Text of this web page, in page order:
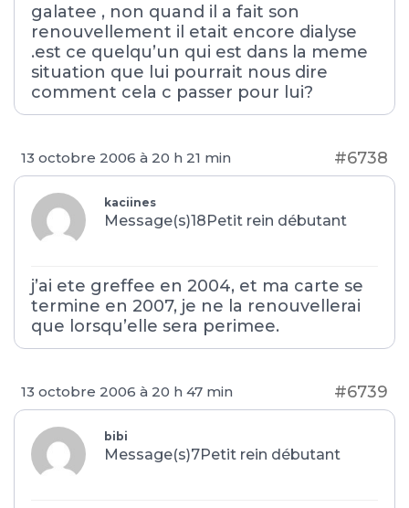
galatee , non quand il a fait son
renouvellement il etait encore dialyse
.est ce quelqu’un qui est dans la meme
situation que lui pourrait nous dire
comment cela c passer pour lui?
13 octobre 2006 à 20 h 21 min #6738
kaciines
Message(s)18Petit rein débutant
j’ai ete greffee en 2004, et ma carte se
termine en 2007, je ne la renouvellerai
que lorsqu’elle sera perimee.
13 octobre 2006 à 20 h 47 min #6739
bibi
Message(s)7Petit rein débutant